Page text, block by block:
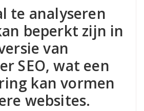
te analyseren
beperkt zijn in
van
SEO, wat een
kan vormen
websites.